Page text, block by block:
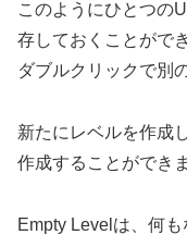
このようにひとつの
存しておくことがで
ダブルクリックで別
新たにレベルを作成
作成することができ
Empty Levelは、何